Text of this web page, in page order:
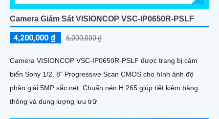
Camera Giám Sát VISIONCOP VSC-IP0650R-PSLF
4,200,000 ₫ 6,000,000 ₫
Camera VISIONCOP VSC-IP0650R-PSLF được trang bị cảm
biến Sony 1/2. 8" Progressive Scan CMOS cho hình ảnh độ
phân giải 5MP sắc nét. Chuẩn nén H.265 giúp tiết kiệm băng
thông và dung lượng lưu trữ